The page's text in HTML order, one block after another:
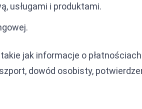
usługami i produktami.
jak informacje o
dowód osobisty,